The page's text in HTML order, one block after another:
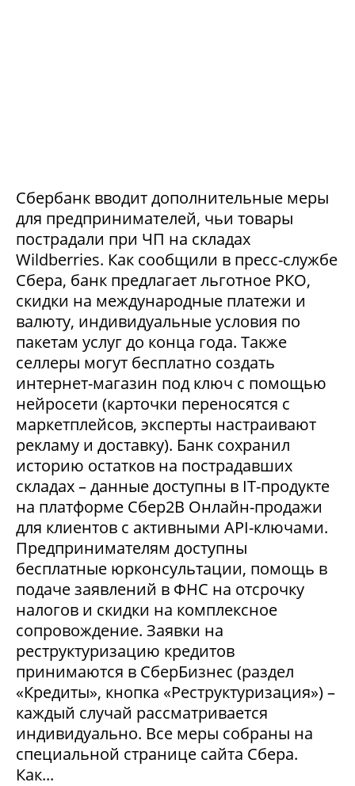
Сбербанк вводит дополнительные меры
для предпринимателей, чьи товары
пострадали при ЧП на складах
Wildberries. Как сообщили в пресс-службе
Сбера, банк предлагает льготное РКО,
скидки на международные платежи и
валюту, индивидуальные условия по
пакетам услуг до конца года. Также
селлеры могут бесплатно создать
интернет-магазин под ключ с помощью
нейросети (карточки переносятся с
маркетплейсов, эксперты настраивают
рекламу и доставку). Банк сохранил
историю остатков на пострадавших
складах – данные доступны в IT-продукте
на платформе Сбер2В Онлайн-продажи
для клиентов с активными API-ключами.
Предпринимателям доступны
бесплатные юрконсультации, помощь в
подаче заявлений в ФНС на отсрочку
налогов и скидки на комплексное
сопровождение. Заявки на
реструктуризацию кредитов
принимаются в СберБизнес (раздел
«Кредиты», кнопка «Реструктуризация») –
каждый случай рассматривается
индивидуально. Все меры собраны на
специальной странице сайта Сбера.
Как...